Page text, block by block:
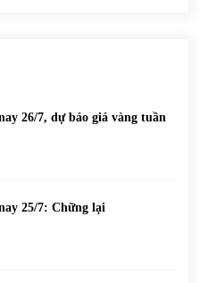
26/7, dự báo giá vàng tuần
25/7: Chững lại